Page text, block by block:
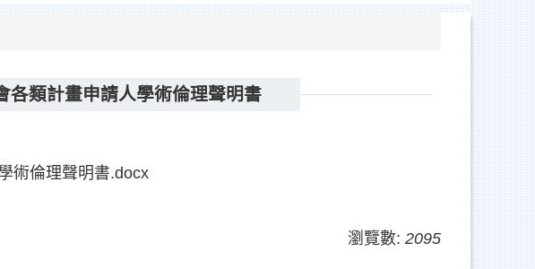
各類計畫申請人學術倫理聲明書
術倫理聲明書.docx
瀏覽數: 2095